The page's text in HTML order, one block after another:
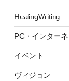
HealingWriting
PC・インター
イベント
ヴィジョン